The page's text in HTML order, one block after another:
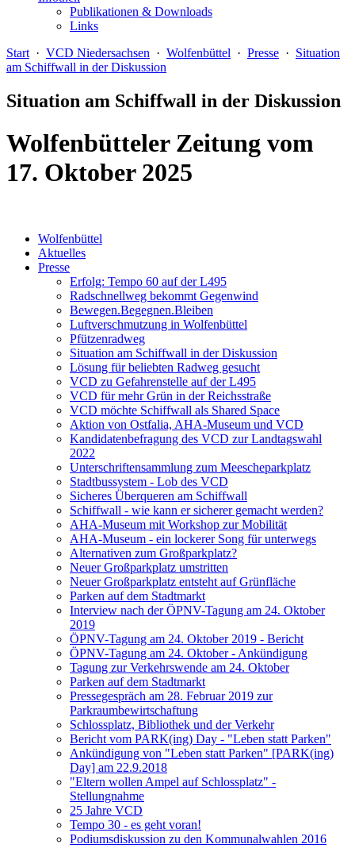
Publikationen & Downloads
Links
Start · VCD Niedersachsen · Wolfenbüttel · Presse · Situation
am Schiffwall in der Diskussion
Situation am Schiffwall in der Diskussion
Wolfenbütteler Zeitung vom
17. Oktober 2025
Wolfenbüttel
Aktuelles
Presse
Erfolg: Tempo 60 auf der L495
Radschnellweg bekommt Gegenwind
Bewegen.Begegnen.Bleiben
Luftverschmutzung in Wolfenbüttel
Pfützenradweg
Situation am Schiffwall in der Diskussion
Lösung für beliebten Radweg gesucht
VCD zu Gefahrenstelle auf der L495
VCD für mehr Grün in der Reichsstraße
VCD möchte Schiffwall als Shared Space
Aktion von Ostfalia, AHA-Museum und VCD
Kandidatenbefragung des VCD zur Landtagswahl
2022
Unterschriftensammlung zum Meescheparkplatz
Stadtbussystem - Lob des VCD
Sicheres Überqueren am Schiffwall
Schiffwall - wie kann er sicherer gemacht werden?
AHA-Museum mit Workshop zur Mobilität
AHA-Museum - ein lockerer Song für unterwegs
Alternativen zum Großparkplatz?
Neuer Großparkplatz umstritten
Neuer Großparkplatz entsteht auf Grünfläche
Parken auf dem Stadtmarkt
Interview nach der ÖPNV-Tagung am 24. Oktober
2019
ÖPNV-Tagung am 24. Oktober 2019 - Bericht
ÖPNV-Tagung am 24. Oktober - Ankündigung
Tagung zur Verkehrswende am 24. Oktober
Parken auf dem Stadtmarkt
Pressegespräch am 28. Februar 2019 zur
Parkraumbewirtschaftung
Schlossplatz, Bibliothek und der Verkehr
Bericht vom PARK(ing) Day - "Leben statt Parken"
Ankündigung von "Leben statt Parken" [PARK(ing)
Day] am 22.9.2018
"Eltern wollen Ampel auf Schlossplatz" -
Stellungnahme
25 Jahre VCD
Tempo 30 - es geht voran!
Podiumsdiskussion zu den Kommunalwahlen 2016